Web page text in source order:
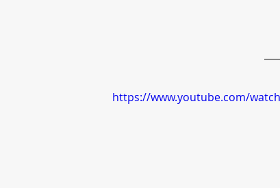
https://www.youtube.com/